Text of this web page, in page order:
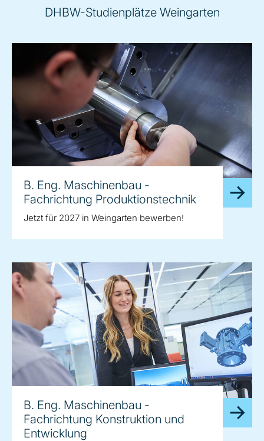
DHBW-Studienplätze Weingarten
B. Eng. Maschinenbau -
Fachrichtung Produktionstechnik
Jetzt für 2027 in Weingarten bewerben!
B. Eng. Maschinenbau -
Fachrichtung Konstruktion und
Entwicklung